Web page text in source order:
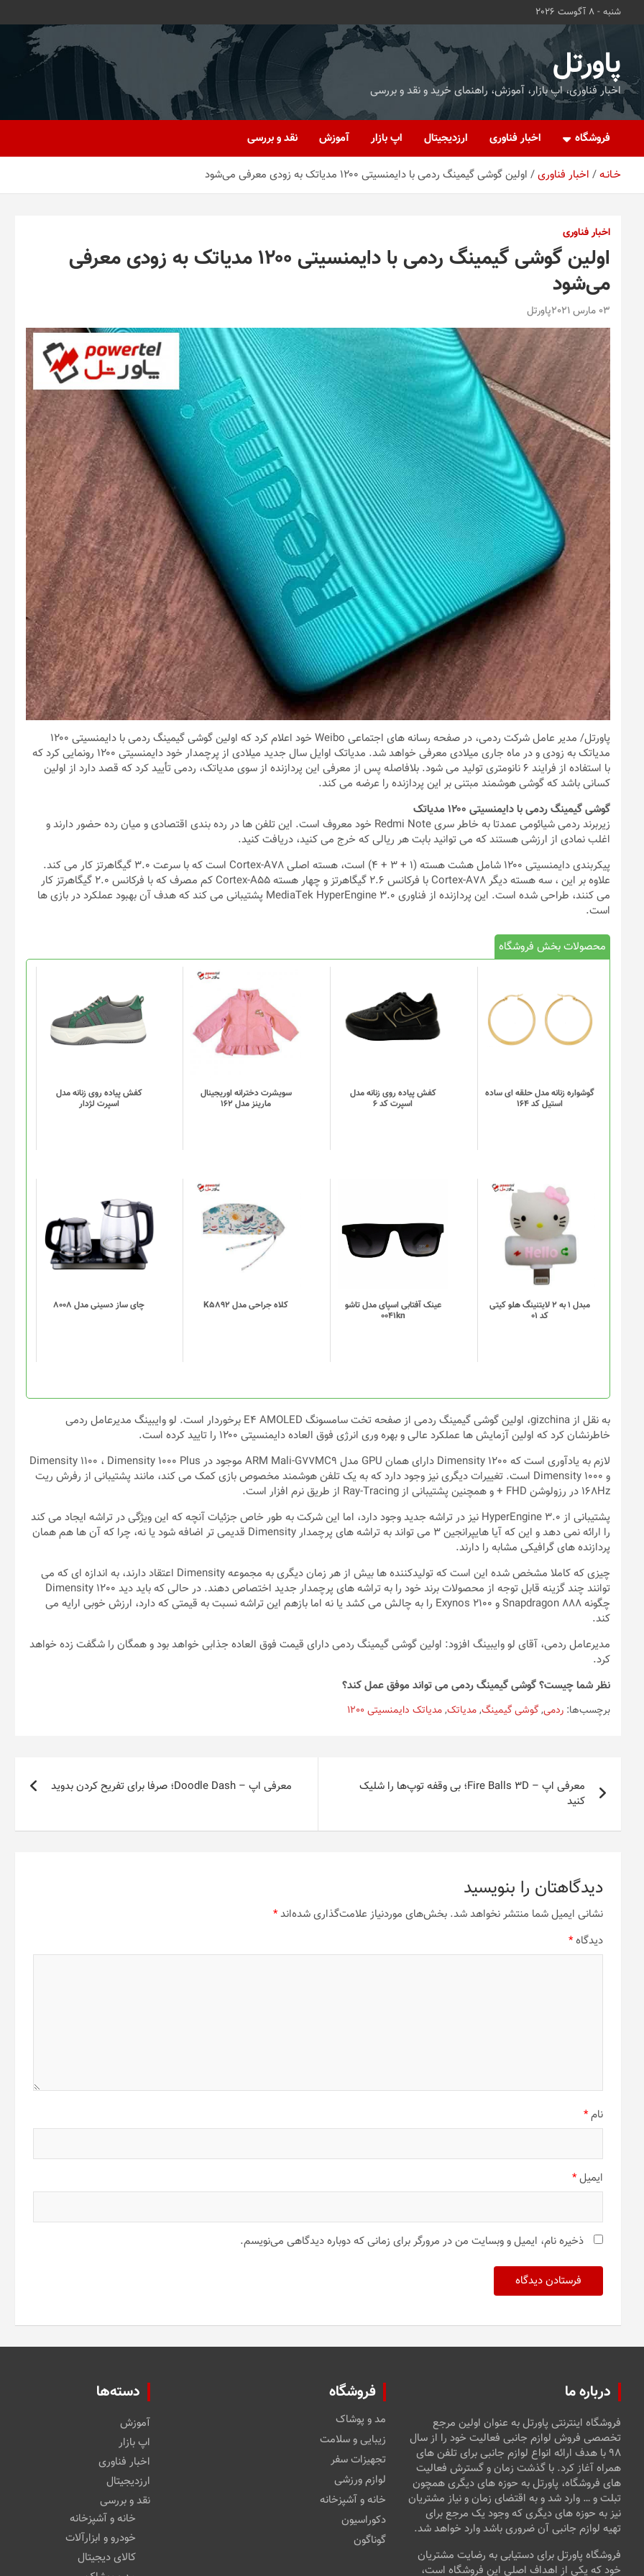
شنبه - 8 آگوست 2026
پاورتل
اخبار فناوری، اپ بازار، آموزش، راهنمای خرید و نقد و بررسی
فروشگاه اخبار فناوری ارزدیجیتال اپ بازار آموزش نقد و بررسی
خـانـه اخبار فناوری اولین گوشی گیمینگ ردمی با دایمنسیتی ۱۲۰۰ مدیاتک به زودی معرفی می‌شود
اخبار فناوری
اولین گوشی گیمینگ ردمی با دایمنسیتی ۱۲۰۰ مدیاتک به زودی معرفی
می‌شود
03 مارس 2021 پاورتل
پاورتل
/ مدیر عامل شرکت ردمی، در صفحه رسانه های اجتماعی Weibo خود اعلام کرد که اولین گوشی گیمینگ ردمی با دایمنسیتی ۱۲۰۰
مدیاتک به زودی و در ماه جاری میلادی معرفی خواهد شد. مدیاتک اوایل سال جدید میلادی از پرچمدار خود دایمنسیتی ۱۲۰۰ رونمایی کرد که
با استفاده از فرایند ۶ نانومتری تولید می شود. بلافاصله پس از معرفی این پردازنده از سوی مدیاتک، ردمی تأیید کرد که قصد دارد از اولین
کسانی باشد که گوشی هوشمند مبتنی بر این پردازنده را عرضه می کند.
گوشی گیمینگ ردمی با دایمنسیتی ۱۲۰۰ مدیاتک
زیربرند ردمی شیائومی عمدتا به خاطر سری Redmi Note خود معروف است. این تلفن ها در رده بندی اقتصادی و میان رده حضور دارند و
اغلب نمادی از ارزشی هستند که می توانید بابت هر ریالی که خرج می کنید، دریافت کنید.
پیکربندی دایمنسیتی ۱۲۰۰ شامل هشت هسته (1 + 3 + 4) است، هسته اصلی Cortex-A78 است که با سرعت 3.0 گیگاهرتز کار می کند.
علاوه بر این ، سه هسته دیگر Cortex-A78 با فرکانس 2.6 گیگاهرتز و چهار هسته Cortex-A55 کم مصرف که با فرکانس 2.0 گیگاهرتز کار
می کنند، طراحی شده است. این پردازنده از فناوری MediaTek HyperEngine 3.0 پشتیبانی می کند که هدف آن بهبود عملکرد در بازی ها
است.
محصولات بخش فروشگاه
گوشواره زنانه مدل حلقه ای ساده
استیل کد 164
محصول
دارای
انواع
مختلفی
گزینه
ها
محصول
انتخاب
شوند
کفش پیاده روی زنانه مدل
اسپرت کد 6
سویشرت دخترانه اوریجینال
مارینز مدل 162
کفش پیاده روی زنانه مدل
اسپرت لژدار
محصول
دارای
انواع
مختلفی
گزینه
ها
شوند
مبدل 1 به 2 لایتنینگ هلو کیتی
کد 01
عینک آفتابی اسپای مدل تاشو
0041kn
کلاه جراحی مدل K5892 چای ساز دسینی مدل 8008
محصول
دارای
انواع
مختلفی
می
گزینه
محصول
شوند
به نقل از gizchina، اولین گوشی گیمینگ ردمی از صفحه تخت سامسونگ E4 AMOLED برخوردار است. لو وایبینگ مدیرعامل ردمی
خاطرنشان کرد که اولین آزمایش ها عملکرد عالی و بهره وری انرژی فوق العاده دایمنسیتی ۱۲۰۰ را تایید کرده است.
لازم به یادآوری است که Dimensity 1200 دارای همان GPU مدل ARM Mali-G77MC9 موجود در Dimensity 1100 ، Dimensity 1000 Plus
و Dimensity 1000 است. تغییرات دیگری نیز وجود دارد که به یک تلفن هوشمند مخصوص بازی کمک می کند، مانند پشتیبانی از رفرش ریت
168Hz در رزولوشن FHD + و همچنین پشتیبانی از Ray-Tracing از طریق نرم افزار است.
پشتیبانی از HyperEngine 3.0 نیز در تراشه جدید وجود دارد، اما این شرکت به طور خاص جزئیات آنچه که این ویژگی در تراشه ایجاد می کند
را ارائه نمی دهد و این که آیا هایپرانجین ۳ می تواند به تراشه های پرچمدار Dimensity قدیمی تر اضافه شود یا نه، چرا که آن ها هم همان
پردازنده های گرافیکی مشابه را دارند.
چیزی که کاملا مشخص شده این است که تولیدکننده ها بیش از هر زمان دیگری به مجموعه Dimensity اعتقاد دارند، به اندازه ای که می
توانند چند گزینه قابل توجه از محصولات برند خود را به تراشه های پرچمدار جدید اختصاص دهند. در حالی که باید دید Dimensity 1200
چگونه Snapdragon 888 و Exynos 2100 را به چالش می کشد یا نه اما بازهم این تراشه نسبت به قیمتی که دارد، ارزش خوبی ارایه می
کند.
مدیرعامل ردمی، آقای لو وایبینگ افزود: اولین گوشی گیمینگ ردمی دارای قیمت فوق العاده جذابی خواهد بود و همگان را شگفت زده خواهد
کرد.
نظر شما چیست؟ گوشی گیمینگ ردمی می تواند موفق عمل کند؟
برچسب‌ها: ردمی,گوشی گیمینگ,مدیاتک,مدیاتک دایمنسیتی 1200
راهبری
نوشته
معرفی اپ – Fire Balls 3D؛ بی وقفه توپ‌ها را شلیک
کنید
معرفی اپ – Doodle Dash؛ صرفا برای تفریح کردن بدوید
دیدگاهتان را بنویسید
نشانی ایمیل شما منتشر نخواهد شد. بخش‌های موردنیاز علامت‌گذاری شده‌اند*
دیدگاه*
نام*
ایمیل*
ذخیره نام، ایمیل و وبسایت من در مرورگر برای زمانی که دوباره دیدگاهی می‌نویسم.
درباره ما
فروشگاه اینترنتی پاورتل به عنوان اولین مرجع
تخصصی فروش لوازم جانبی فعالیت خود را از سال
۹۸ با هدف ارائه انواع لوازم جانبی برای تلفن های
همراه آغاز کرد. با گذشت زمان و گسترش فعالیت
های فروشگاه، پاورتل به حوزه های دیگری همچون
تبلت و … وارد شد و به اقتضای زمان و نیاز مشتریان
نیز به حوزه های دیگری که وجود یک مرجع برای
تهیه لوازم جانبی آن ضروری باشد وارد خواهد شد.
فروشگاه پاورتل برای دستیابی به رضایت مشتریان
خود که یکی از اهداف اصلی این فروشگاه است،
فروشگاه
مد و پوشاک
زیبایی و سلامت
تجهیزات سفر
لوازم ورزشی
خانه و آشپزخانه
دکوراسیون
گوناگون
دسته‌ها
آموزش
اپ بازار
اخبار فناوری
ارزدیجیتال
نقد و بررسی
خانه و آشپزخانه
خودرو و ابزارآلات
کالای دیجیتال